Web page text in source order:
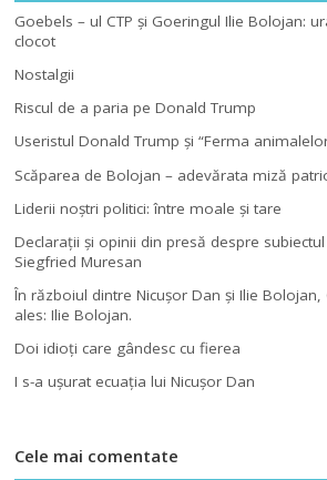
Goebels – ul CTP şi Goeringul Ilie Bolojan:
clocot
Nostalgii
Riscul de a paria pe Donald Trump
Useristul Donald Trump şi “Ferma
Scăparea de Bolojan – adevărata miză
Liderii noştri politici: între moale şi tare
Declaraţii şi opinii din presă despre
Siegfried Muresan
În războiul dintre Nicuşor Dan şi Ilie
ales: Ilie Bolojan.
Doi idioţi care gândesc cu fierea
I s-a uşurat ecuaţia lui Nicuşor Dan
Cele mai comentate